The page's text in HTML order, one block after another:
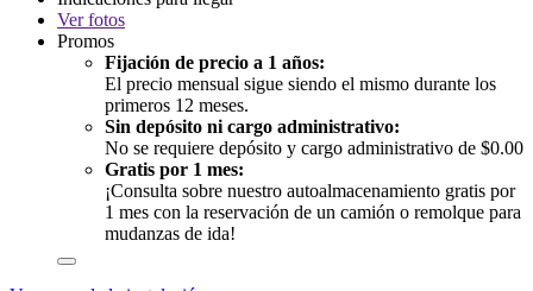
Verfotos
Promos
Fijación de precio a 1 años:
El precio mensual sigue siendo el mismo durante los
primeros 12 meses.
Sin depósito ni cargo administrativo:
No se requiere depósito y cargo administrativo de $0.00
Gratis por 1 mes:
¡Consulta sobre nuestro autoalmacenamiento gratis por
1 mes con la reservación de un camión o remolque para
mudanzas de ida!